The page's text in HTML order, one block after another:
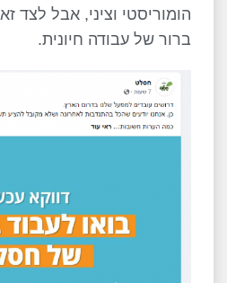
הומוריסטי וציני, אבל לצד
ברור של עבודה חיונית.